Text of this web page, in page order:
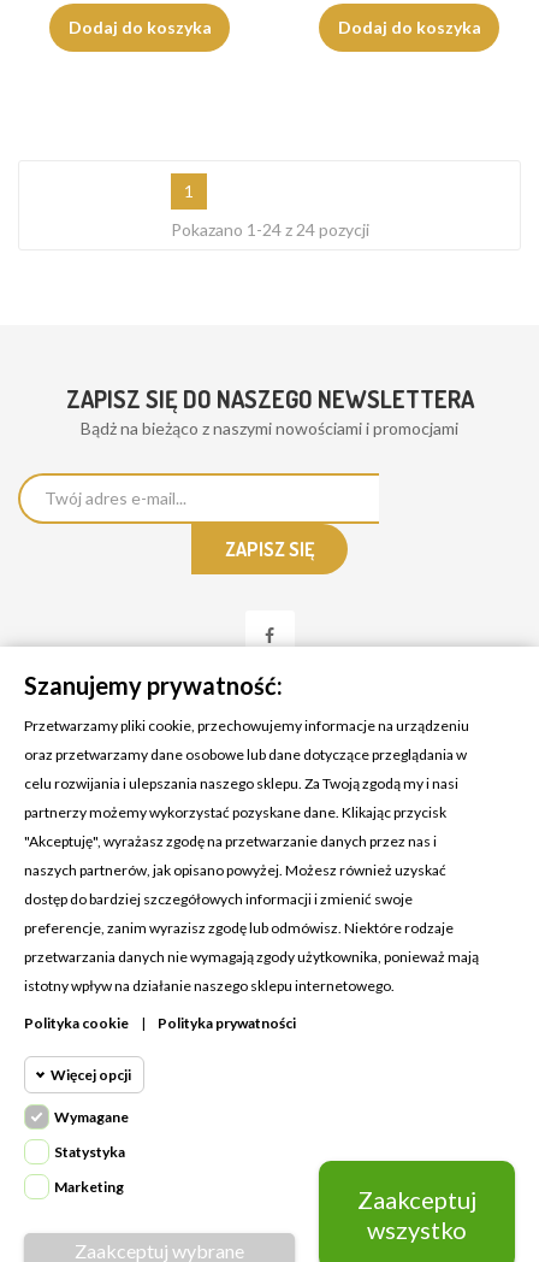
Dodaj do koszyka
Dodaj do koszyka
1
Pokazano 1-24 z 24 pozycji
ZAPISZ SIĘ DO NASZEGO NEWSLETTERA
Bądż na bieżąco z naszymi nowościami i promocjami
KONTAKT Z NAMI
Adres:
Cosmetic4car
Budzisz 73A
39-200 Dębica
Dominik:
Klaudia: +48 730634730
MOJE KONTO
PRODUKTY
NASZA FIRMA
Napisz do nas
Szanujemy prywatność:
Przetwarzamy pliki cookie, przechowujemy informacje na urządzeniu
oraz przetwarzamy dane osobowe lub dane dotyczące przeglądania w
celu rozwijania i ulepszania naszego sklepu. Za Twoją zgodą my i nasi
partnerzy możemy wykorzystać pozyskane dane. Klikając przycisk
"Akceptuję", wyrażasz zgodę na przetwarzanie danych przez nas i
naszych partnerów, jak opisano powyżej. Możesz również uzyskać
dostęp do bardziej szczegółowych informacji i zmienić swoje
preferencje, zanim wyrazisz zgodę lub odmówisz. Niektóre rodzaje
przetwarzania danych nie wymagają zgody użytkownika, ponieważ mają
istotny wpływ na działanie naszego sklepu internetowego.
Polityka cookie | Polityka prywatności
Więcej opcji
Wymagane
Wymagane pliki cookie oraz cookie
HttpOnly. Pliki cookie wymagane do
przeglądania witryny i korzystania z jej
Cookie
Wymagane
Statystyka
Marketing
Zaakceptuj wybrane
Zaakceptuj
wszystko